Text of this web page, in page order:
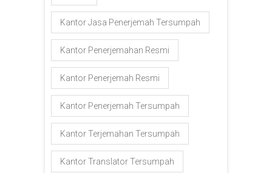
Kantor Jasa Penerjemah Tersumpah
Kantor Penerjemahan Resmi
Kantor Penerjemah Resmi
Kantor Penerjemah Tersumpah
Kantor Terjemahan Tersumpah
Kantor Translator Tersumpah